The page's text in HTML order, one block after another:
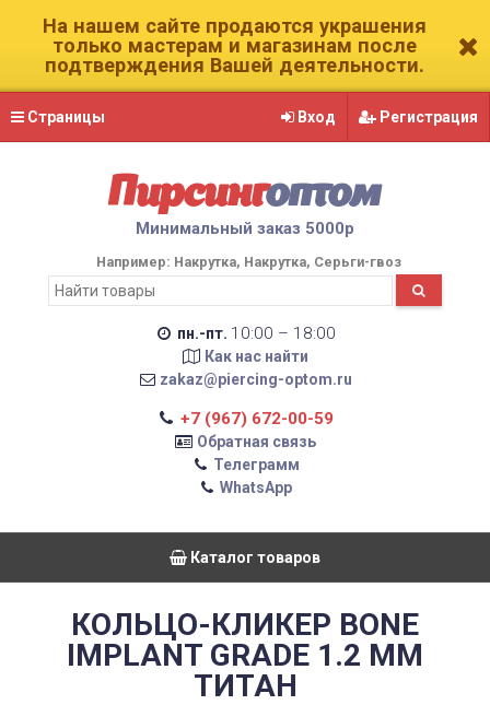
На нашем сайте продаются украшения
только мастерам и магазинам после
подтверждения Вашей деятельности.
Страницы Вход Регистрация
Пирсингоптом
Минимальный заказ 5000р
Например: Накрутка Накрутка Серьги-гвоз
пн.-пт. 10:00 – 18:00
Как нас найти
zakaz@piercing-optom.ru
+7 (967) 672-00-59
Обратная связь
Телеграмм
WhatsApp
Каталог товаров
КОЛЬЦО-КЛИКЕР BONE
IMPLANT GRADE 1.2 ММ
ТИТАН